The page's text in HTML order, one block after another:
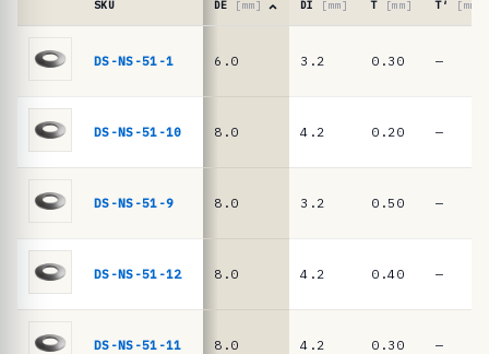
f
ê
c
molas
prato
2093
DIN
16983
SKU DE [mm] DI [mm] T [mm] T′ [mm]
DS-NS-51-1 6.0 3.2 0.30 —
DS-NS-51-10 8.0 4.2 0.20 —
DS-NS-51-9 8.0 3.2 0.50 —
DS-NS-51-12 8.0 4.2 0.40 —
DS-NS-51-11 8.0 4.2 0.30 —